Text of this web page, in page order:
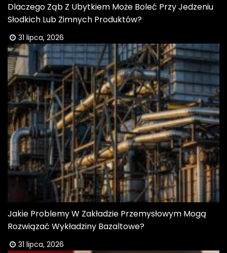
Dlaczego Ząb Z Ubytkiem Może Boleć Przy Jedzeniu
Słodkich Lub Zimnych Produktów?
31 lipca, 2026
Jakie Problemy W Zakładzie Przemysłowym Mogą
Rozwiązać Wykładziny Bazaltowe?
31 lipca, 2026